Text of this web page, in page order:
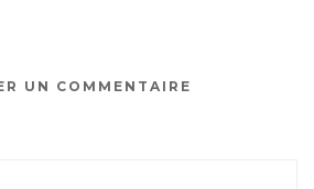
UN COMMENTAIRE